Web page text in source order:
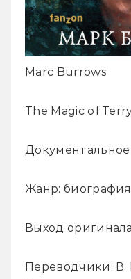
Marc Burrows
The Magic of
Жанр: биография
Выход
Переводчики: В.